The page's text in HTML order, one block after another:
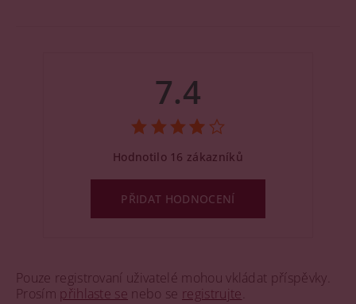
Pouze registrovaní uživatelé mohou vkládat příspěvky.
Prosím přihlaste se nebo se registrujte
7.4
Hodnotilo 16 zákazníků
PŘIDAT HODNOCENÍ